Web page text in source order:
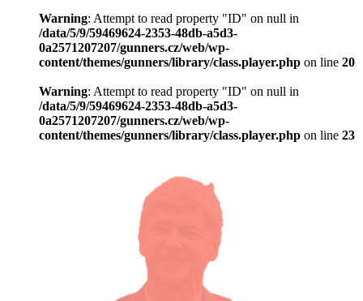
Warning: Attempt to read property "ID" on null in
/data/5/9/59469624-2353-48db-a5d3-
0a2571207207/gunners.cz/web/wp-
content/themes/gunners/library/class.player.php on line 20
Warning: Attempt to read property "ID" on null in
/data/5/9/59469624-2353-48db-a5d3-
0a2571207207/gunners.cz/web/wp-
content/themes/gunners/library/class.player.php on line 23